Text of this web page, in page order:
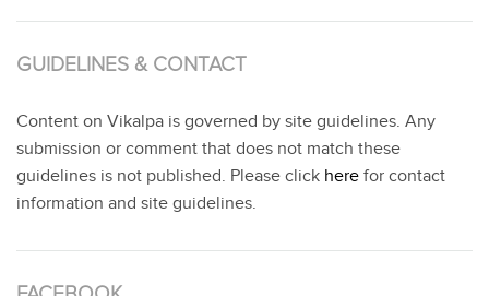
GUIDELINES & CONTACT
Content on Vikalpa is governed by site guidelines. Any
submission or comment that does not match these
guidelines is not published. Please click here for contact
information and site guidelines.